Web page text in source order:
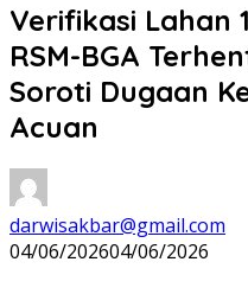
Verifikasi Lahan
RSM-BGA
Soroti Dugaan
Acuan
darwisakbar@gmail.com
04/06/202604/06/2026